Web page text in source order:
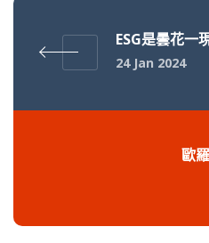
ESG是曇花一
24 Jan 2024
歐